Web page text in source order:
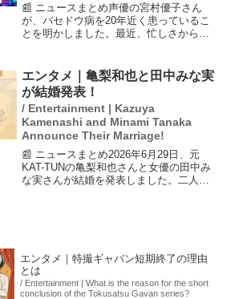
📰 ニュースまとめ声優の宮村優子さん
が、バセドウ病を20年近く患っているこ
とを明かしました。最近、忙しさから体
しています。医者に頻繁に通っているこ
とで、他の病気を早期に...
エンタメ｜亀梨和也と田中みな実
が結婚発表！
/ Entertainment | Kazuya
Kamenashi and Minami Tanaka
Announce Their Marriage!
📰 ニュースまとめ2026年6月29日、元
KAT-TUNの亀梨和也さんと女優の田中み
な実さんが結婚を発表しました。二人の
エンタメ｜特撮ギャバン短期終了の理由
とは
/ Entertainment | What is the reason for the short
conclusion of the Tokusatsu Gavan series?